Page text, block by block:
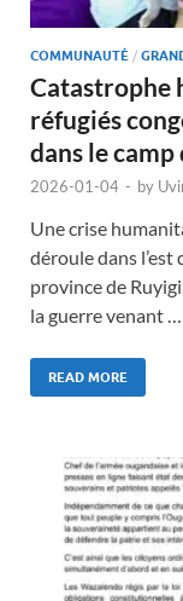
COMMUNAUTÉ /
Catastrophe
réfugiés
dans le camp
2026-01-04 - by
Une crise
déroule dans l’est
province de
la guerre venant …
READ MORE